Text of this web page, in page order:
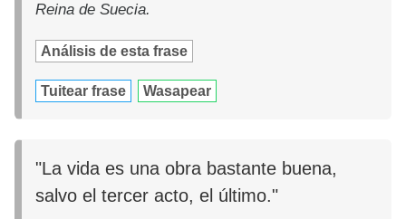
Reina de Suecia.
Análisis de esta frase
Tuitear frase Wasapear
"La vida es una obra bastante buena,
salvo el tercer acto, el último."